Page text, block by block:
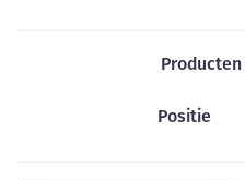
Producten
Sorteer op: